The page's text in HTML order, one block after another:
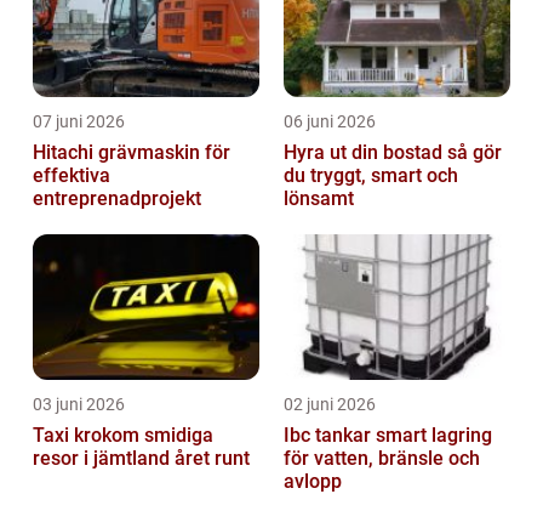
07 juni 2026
Hitachi grävmaskin för
effektiva
entreprenadprojekt
06 juni 2026
Hyra ut din bostad så gör
du tryggt, smart och
lönsamt
03 juni 2026
Taxi krokom smidiga
resor i jämtland året runt
02 juni 2026
Ibc tankar smart lagring
för vatten, bränsle och
avlopp